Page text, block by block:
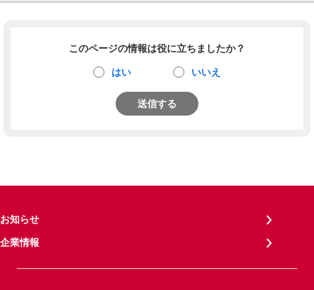
このページの情報は役に立ちましたか？
はい いいえ
送信する
お知らせ
企業情報